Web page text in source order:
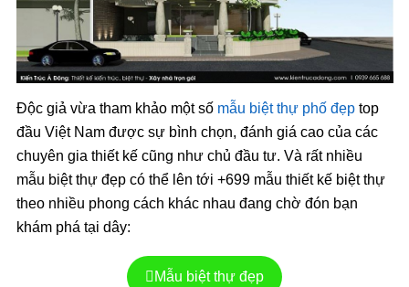
Độc giả vừa tham khảo một số mẫu biệt thự phố đẹptop
đầu Việt Nam được sự bình chọn, đánh giá cao của các
chuyên gia thiết kế cũng như chủ đầu tư. Và rất nhiều
mẫu biệt thự đẹp có thể lên tới +699 mẫu thiết kế biệt thự
theo nhiều phong cách khác nhau đang chờ đón bạn
khám phá tại dây:
Mẫu biệt thự đẹp